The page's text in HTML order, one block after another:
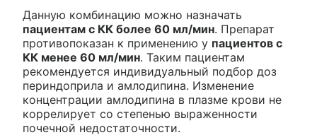
Данную комбинацию можно назначать
пациентам с КК более 60 мл/мин. Препарат
противопоказан к применению у пациентов с
КК менее 60 мл/мин. Таким пациентам
рекомендуется индивидуальный подбор доз
периндоприла и амлодипина. Изменение
концентрации амлодипина в плазме крови не
коррелирует со степенью выраженности
почечной недостаточности.